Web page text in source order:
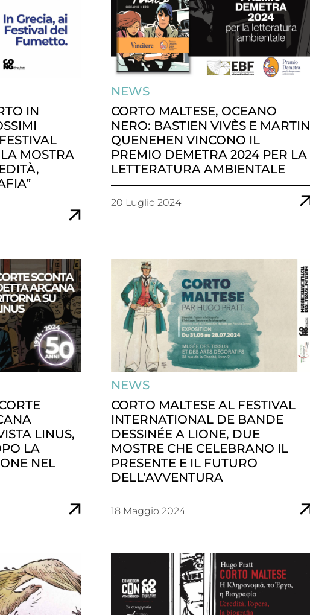
IN
MOSTRA
NEWS
CORTO MALTESE, OCEANO
NERO: BASTIEN VIVÈS E MARTIN
QUENEHEN VINCONO IL
PREMIO DEMETRA 2024 PER LA
LETTERATURA AMBIENTALE
20 Luglio 2024
LINUS,
LA
NEL
NEWS
CORTO MALTESE AL FESTIVAL
INTERNATIONAL DE BANDE
DESSINÉE A LIONE, DUE
MOSTRE CHE CELEBRANO IL
PRESENTE E IL FUTURO
DELL’AVVENTURA
18 Maggio 2024